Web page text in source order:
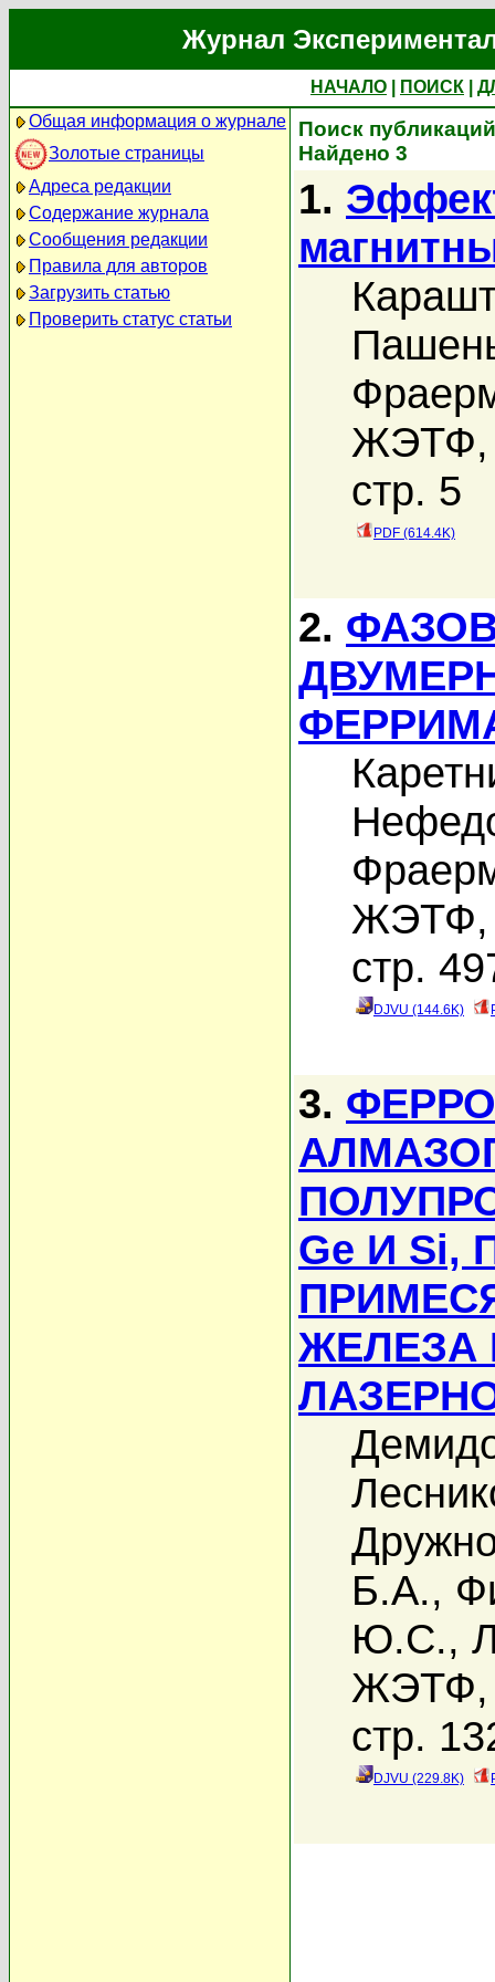
Журнал
НАЧАЛО ПОИСК
Общая информация о журнале
Золотые страницы
Адреса редакции
Содержание журнала
Сообщения редакции
Правила для авторов
Загрузить статью
Проверить статус статьи
Поиск
Найдено 3
1.
ЖЭТФ,
стр. 5
PDF (614.4K)
2.
ЖЭТФ,
стр.
DJVU (144.6K)
3.
Ge И
ЖЕЛЕЗА
Б.А.,
Ю.С.,
ЖЭТФ,
стр.
DJVU (229.8K)